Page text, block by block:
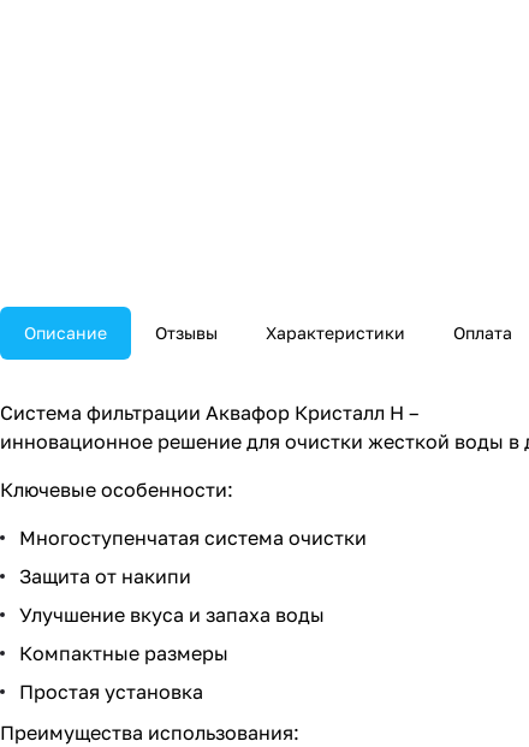
Описание Отзывы Характеристики Оплата
Система фильтрации Аквафор Кристалл Н –
инновационное решение для очистки жесткой воды
Ключевые особенности:
Многоступенчатая система очистки
Защита от накипи
Улучшение вкуса и запаха воды
Компактные размеры
Простая установка
Преимущества использования: